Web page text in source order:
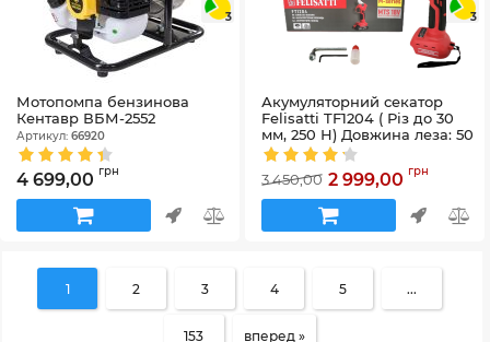
3
Мотопомпа бензинова
Кентавр ВБМ-2552
Артикул: 66920
4 699,00 грн
3
Акумуляторний секатор
Felisatti TF1204 ( Різ до 30
мм, 250 Н) Довжина леза: 50
мм ,4 режими
3 450,00 2 999,00 грн
1 2 3 4 5 ...
153 вперед »